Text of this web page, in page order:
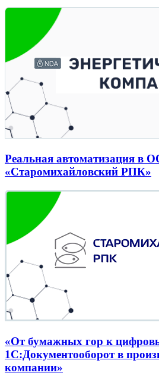
Реальная автоматизация в
«Старомихайловский РПК»
«От бумажных гор к
1С:Документооборот в
компании»